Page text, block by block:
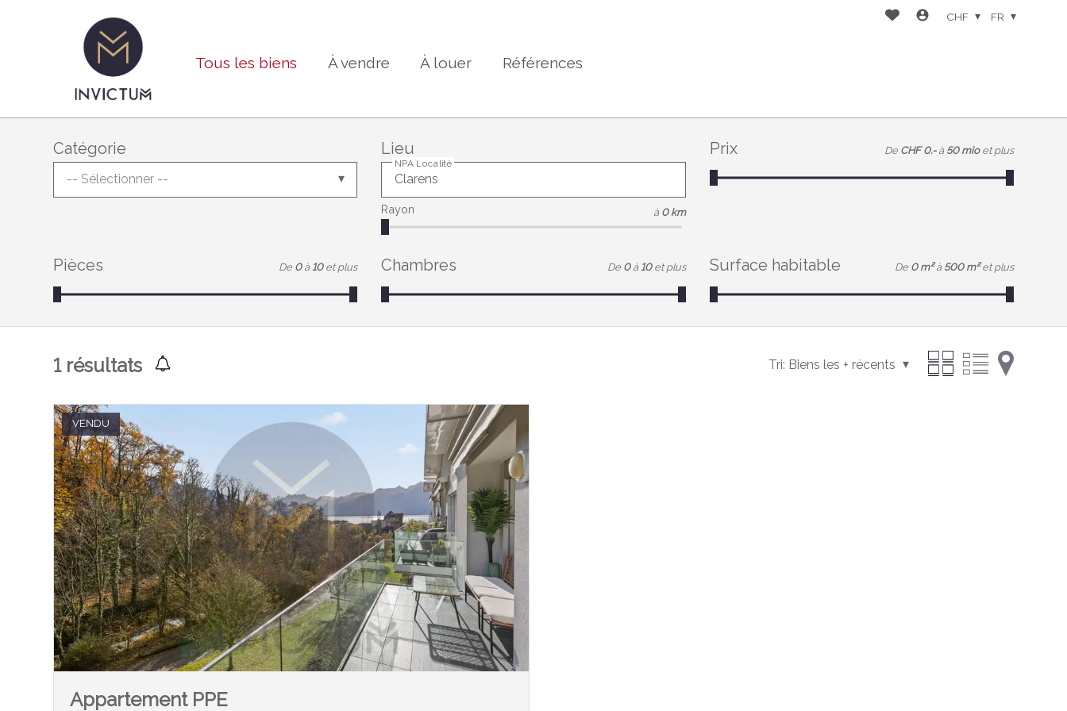
Tous les biens À vendre À louer Références
CHF FR
Catégorie
-- Sélectionner --
Lieu
NPA Localité
Rayon à 0 km
Prix De CHF 0.- à 50 mio et plus
Pièces De 0 à 10 et plus Chambres De 0 à 10 et plus Surface habitable De 0 m² à 500 m² et plus
1résultats Tri: Biens les + récents
VENDU
Appartement PPE